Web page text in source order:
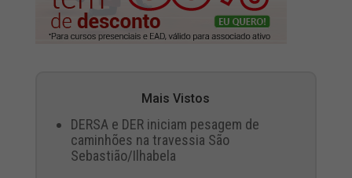
Mais Vistos
DERSA e DER iniciam pesagem de
caminhões na travessia São
Sebastião/Ilhabela